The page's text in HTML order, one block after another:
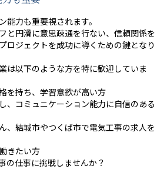
能力も重要視されます。
と円滑に意思疎通を行ない、信頼関係を
ロジェクトを成功に導くための鍵となり
は以下のような方を特に歓迎していま
を持ち、学習意欲が高い方
、コミュニケーション能力に自信のある
、結城市やつくば市で電気工事の求人を
きたい方
の仕事に挑戦しませんか？